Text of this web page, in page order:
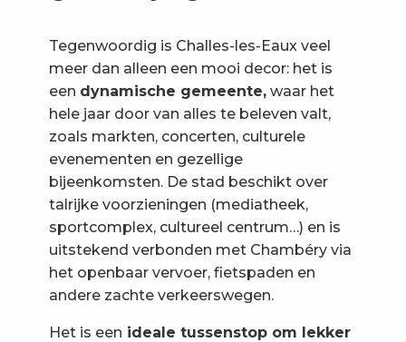
Tegenwoordig is Challes-les-Eaux veel
meer dan alleen een mooi decor: het is
een dynamische gemeente, waar het
hele jaar door van alles te beleven valt,
zoals markten, concerten, culturele
evenementen en gezellige
bijeenkomsten. De stad beschikt over
talrijke voorzieningen (mediatheek,
sportcomplex, cultureel centrum…) en is
uitstekend verbonden met Chambéry via
het openbaar vervoer, fietspaden en
andere zachte verkeerswegen.
Het is een ideale tussenstop om lekker